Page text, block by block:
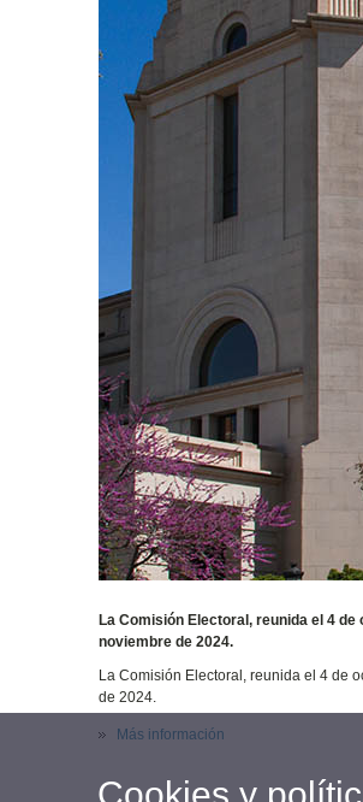
La Comisión Electoral, reunida el 4
noviembre de 2024.
La Comisión Electoral, reunida el 4 de
de 2024.
Más información